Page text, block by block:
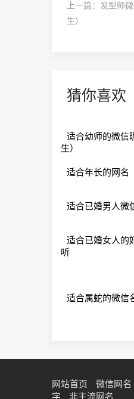
上一篇：
发型师
生）
猜你喜欢
适合幼师的微信
生）
适合年长的网名
适合已婚男人微
适合已婚女人的
听
适合属蛇的微信
网站首页 微信网名
字
非主流网名